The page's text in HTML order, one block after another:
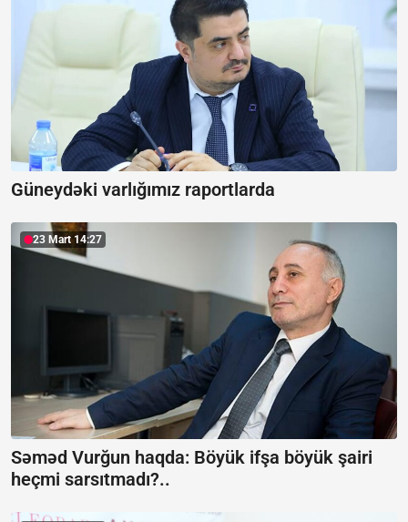
Güneydəki varlığımız raportlarda
23 Mart 14:27
Səməd Vurğun haqda: Böyük ifşa böyük şairi
heçmi sarsıtmadı?..